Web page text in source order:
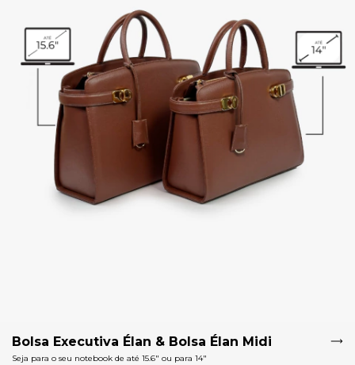
Bolsa Executiva Élan & Bolsa Élan Midi
Seja para o seu notebook de até 15.6" ou para 14"